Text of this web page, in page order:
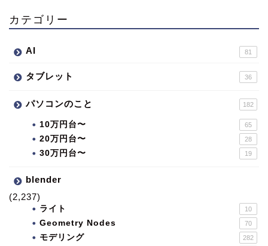
カテゴリー
AI 81
タブレット 36
パソコンのこと 182
10万円台〜 65
20万円台〜 28
30万円台〜 19
blender
(2,237)
ライト 10
Geometry Nodes 70
モデリング 282